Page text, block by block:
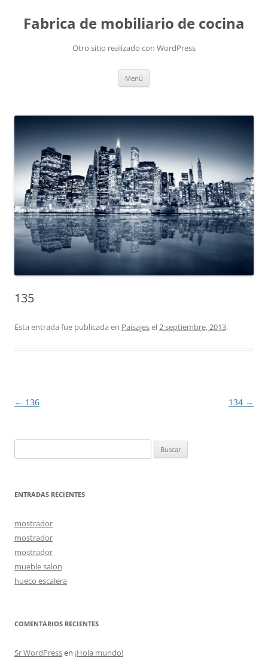
Fabrica de mobiliario de cocina
Otro sitio realizado con WordPress
Menú
135
Esta entrada fue publicada en Paisajesel2 septiembre, 2013.
Navegación
← 136 134 →
ENTRADAS RECIENTES
mostrador
mostrador
mostrador
mueble salon
hueco escalera
COMENTARIOS RECIENTES
Sr WordPressen ¡Hola mundo!